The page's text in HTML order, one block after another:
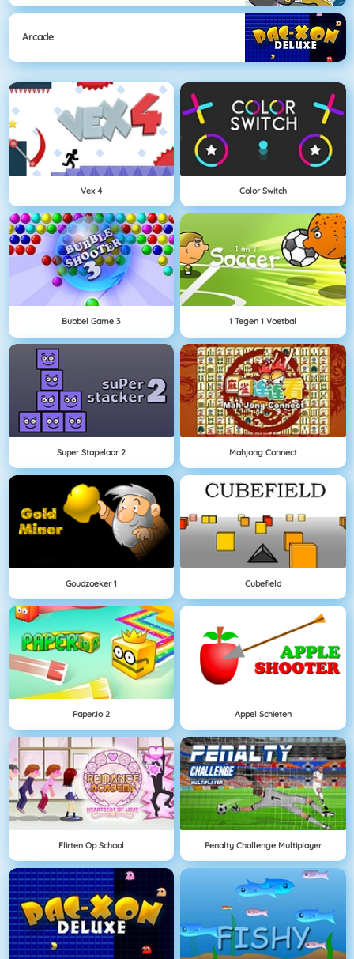
Arcade
Vex 4 Color Switch
Bubbel Game 3 1 Tegen 1 Voetbal
Super Stapelaar 2 Mahjong Connect
Goudzoeker 1 Cubefield
Paper.io 2 Appel Schieten
Flirten Op School Penalty Challenge Multiplayer